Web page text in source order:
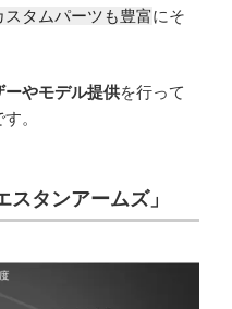
タムパーツも豊富にそ
ーやモデル提供を行って
す。
タンアームズ」